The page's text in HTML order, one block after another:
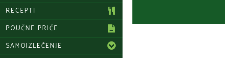
RECEPTI
POUČNE PRIČE
SAMOIZLEČENJE